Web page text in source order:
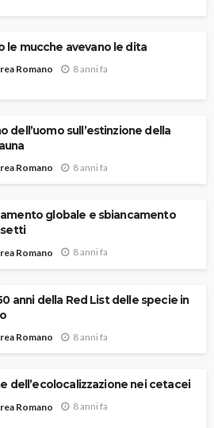
le mucche avevano le dita
Romano 8 anni fa
dell’uomo sull’estinzione della
Romano 8 anni fa
globale e sbiancamento
Romano 8 anni fa
anni della Red List delle specie in
Romano 8 anni fa
dell’ecolocalizzazione nei cetacei
Romano 8 anni fa